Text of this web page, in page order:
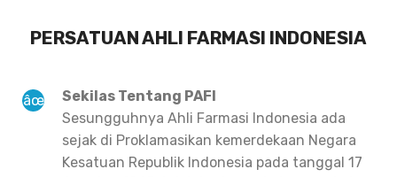
PERSATUAN AHLI FARMASI INDONESIA
Sekilas Tentang PAFI
Sesungguhnya Ahli Farmasi Indonesia ada
sejak di Proklamasikan kemerdekaan Negara
Kesatuan Republik Indonesia pada tanggal 17